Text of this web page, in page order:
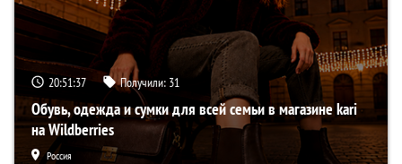
20:51:36 Получили: 31
Обувь, одежда и сумки для всей семьи в магазине kari
на Wildberries
Россия